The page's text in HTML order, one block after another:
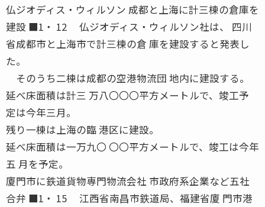
仏ジオディス・ウィルソン 成都と上海に計三棟の倉庫を
建設 ■1・ 12 仏ジオディス・ウィルソン社は、 四川
省成都市と上海市で計三棟の倉 庫を建設すると発表し
た。
そのうち二棟は成都の空港物流団 地内に建設する。
延べ床面積は計三 万八〇〇〇平方メートルで、竣工予
定は今年三月。
残り一棟は上海の臨 港区に建設。
延べ床面積は一万九〇 〇〇平方メートルで、竣工は今年
五 月を予定。
廈門市に鉄道貨物専門物流会社 市政府系企業など五社
合弁 ■1・ 15 江西省南昌市鉄道局、福建省廈 門市港